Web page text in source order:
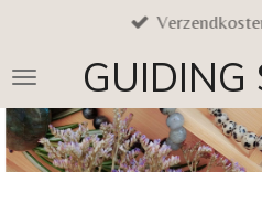
naar
de
hoofdinhoud
GUIDING